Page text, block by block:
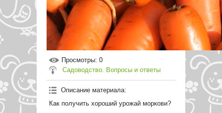
Просмотры: 0
Садоводство. Вопросы и ответы
Описание материала:
Как получить хороший урожай моркови?